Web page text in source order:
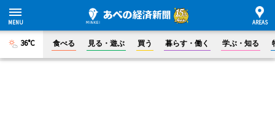
36°C 食べる 見る・遊ぶ 買う 暮らす・働く 学ぶ・知る